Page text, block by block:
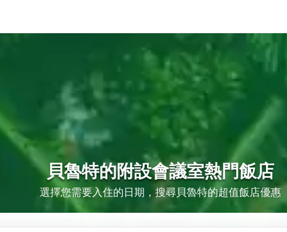
貝魯特的附設會議室熱門飯店
選擇您需要入住的日期，搜尋貝魯特的超值飯店優惠